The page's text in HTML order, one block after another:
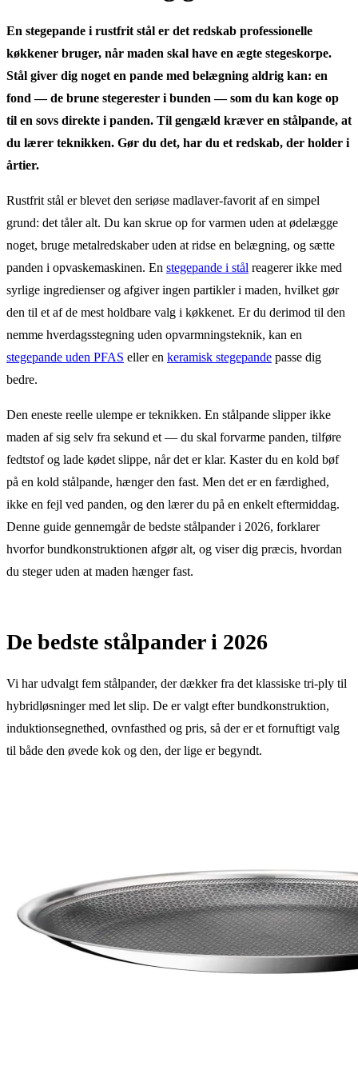
En stegepande i rustfrit stål er det redskab professionelle
køkkener bruger, når maden skal have en ægte stegeskorpe.
Stål giver dig noget en pande med belægning aldrig kan: en
fond — de brune stegerester i bunden — som du kan koge op
til en sovs direkte i panden. Til gengæld kræver en stålpande, at
du lærer teknikken. Gør du det, har du et redskab, der holder i
årtier.
Rustfrit stål er blevet den seriøse madlaver-favorit af en simpel
grund: det tåler alt. Du kan skrue op for varmen uden at ødelægge
noget, bruge metalredskaber uden at ridse en belægning, og sætte
panden i opvaskemaskinen. En stegepande i stål reagerer ikke med
syrlige ingredienser og afgiver ingen partikler i maden, hvilket gør
den til et af de mest holdbare valg i køkkenet. Er du derimod til den
nemme hverdagsstegning uden opvarmningsteknik, kan en
stegepande uden PFAS eller en keramisk stegepande passe dig
bedre.
Den eneste reelle ulempe er teknikken. En stålpande slipper ikke
maden af sig selv fra sekund et — du skal forvarme panden, tilføre
fedtstof og lade kødet slippe, når det er klar. Kaster du en kold bøf
på en kold stålpande, hænger den fast. Men det er en færdighed,
ikke en fejl ved panden, og den lærer du på en enkelt eftermiddag.
Denne guide gennemgår de bedste stålpander i 2026, forklarer
hvorfor bundkonstruktionen afgør alt, og viser dig præcis, hvordan
du steger uden at maden hænger fast.
De bedste stålpander i 2026
Vi har udvalgt fem stålpander, der dækker fra det klassiske tri-ply til
hybridløsninger med let slip. De er valgt efter bundkonstruktion,
induktionsegnethed, ovnfasthed og pris, så der er et fornuftigt valg
til både den øvede kok og den, der lige er begyndt.